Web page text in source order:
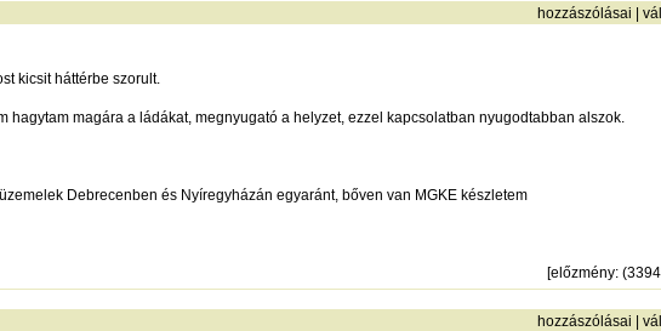
hozzászólásai |
kicsit háttérbe szorult.
hagytam magára a ládákat, megnyugató a helyzet, ezzel kapcsolatban nyugodtabban alszok.
Debrecenben és Nyíregyházán egyaránt, bőven van MGKE készletem
[előzmény:
hozzászólásai |